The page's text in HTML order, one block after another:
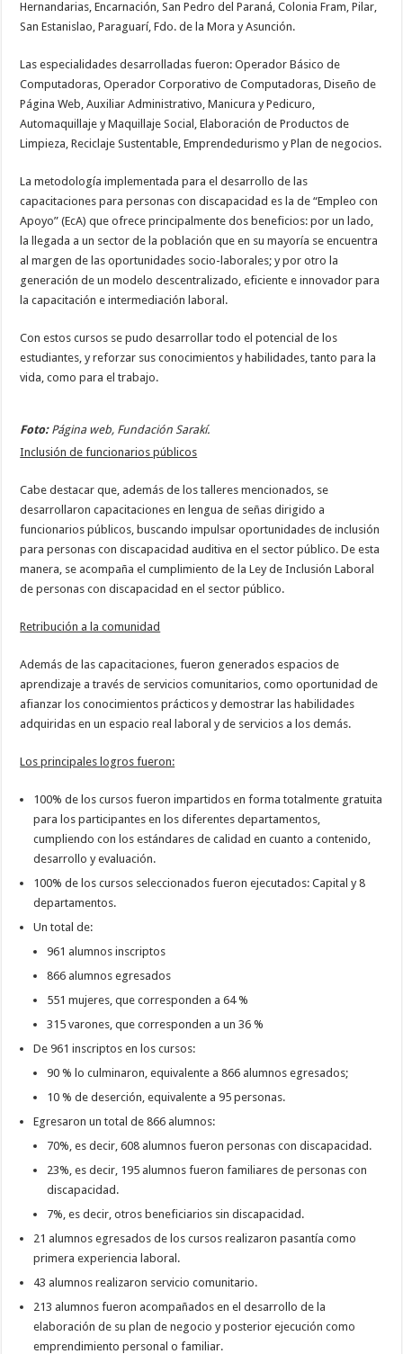
Hernandarias, Encarnación, San Pedro del Paraná, Colonia Fram, Pilar,
San Estanislao, Paraguarí, Fdo. de la Mora y Asunción.
Las especialidades desarrolladas fueron: Operador Básico de
Computadoras, Operador Corporativo de Computadoras, Diseño de
Página Web, Auxiliar Administrativo, Manicura y Pedicuro,
Automaquillaje y Maquillaje Social, Elaboración de Productos de
Limpieza, Reciclaje Sustentable, Emprendedurismo y Plan de negocios.
La metodología implementada para el desarrollo de las
capacitaciones para personas con discapacidad es la de “Empleo con
Apoyo” (EcA) que ofrece principalmente dos beneficios: por un lado,
la llegada a un sector de la población que en su mayoría se encuentra
al margen de las oportunidades socio-laborales; y por otro la
generación de un modelo descentralizado, eficiente e innovador para
la capacitación e intermediación laboral.
Con estos cursos se pudo desarrollar todo el potencial de los
estudiantes, y reforzar sus conocimientos y habilidades, tanto para la
vida, como para el trabajo.
Foto:Página web, Fundación Sarakí.
Inclusión de funcionarios públicos
Cabe destacar que, además de los talleres mencionados, se
desarrollaron capacitaciones en lengua de señas dirigido a
funcionarios públicos, buscando impulsar oportunidades de inclusión
para personas con discapacidad auditiva en el sector público. De esta
manera, se acompaña el cumplimiento de la Ley de Inclusión Laboral
de personas con discapacidad en el sector público.
Retribución a la comunidad
Además de las capacitaciones, fueron generados espacios de
aprendizaje a través de servicios comunitarios, como oportunidad de
afianzar los conocimientos prácticos y demostrar las habilidades
adquiridas en un espacio real laboral y de servicios a los demás.
Los principales logros fueron:
100% de los cursos fueron impartidos en forma totalmente gratuita
para los participantes en los diferentes departamentos,
cumpliendo con los estándares de calidad en cuanto a contenido,
desarrollo y evaluación.
100% de los cursos seleccionados fueron ejecutados: Capital y 8
departamentos.
Un total de:
961 alumnos inscriptos
866 alumnos egresados
551 mujeres, que corresponden a 64 %
315 varones, que corresponden a un 36 %
De 961 inscriptos en los cursos:
90 % lo culminaron, equivalente a 866 alumnos egresados;
10 % de deserción, equivalente a 95 personas.
Egresaron un total de 866 alumnos:
70%, es decir, 608 alumnos fueron personas con discapacidad.
23%, es decir, 195 alumnos fueron familiares de personas con
discapacidad.
7%, es decir, otros beneficiarios sin discapacidad.
21 alumnos egresados de los cursos realizaron pasantía como
primera experiencia laboral.
43 alumnos realizaron servicio comunitario.
213 alumnos fueron acompañados en el desarrollo de la
elaboración de su plan de negocio y posterior ejecución como
emprendimiento personal o familiar.